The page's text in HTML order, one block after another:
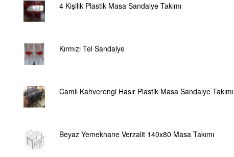
4 Kişilik Plastik Masa Sandalye Takımı
Kırmızı Tel Sandalye
Camlı Kahverengi Hasır Plastik Masa Sandalye Takımı
Beyaz Yemekhane Verzalit 140x80 Masa Takımı